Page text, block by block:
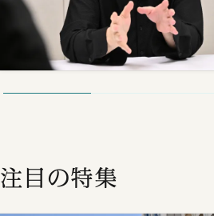
注目の特集